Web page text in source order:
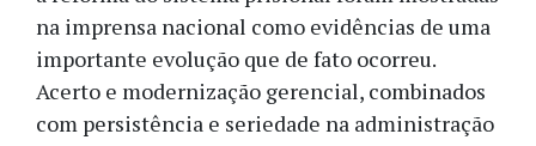
na imprensa nacional como evidências de uma
importante evolução que de fato ocorreu.
Acerto e modernização gerencial, combinados
com persistência e seriedade na administração